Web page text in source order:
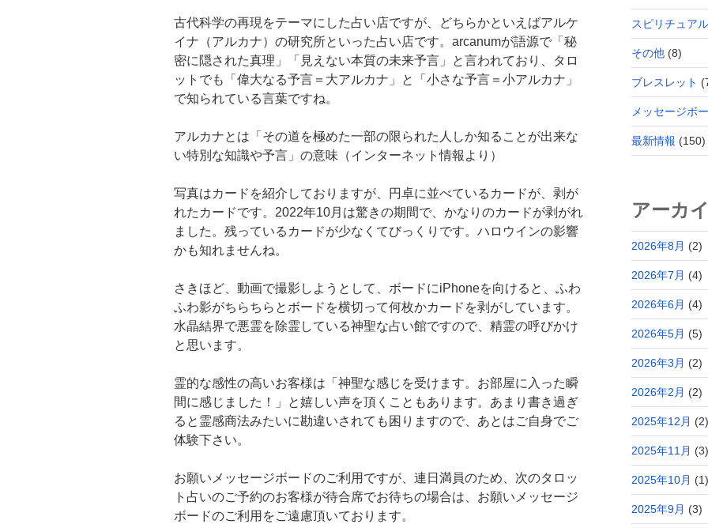
古代科学の再現をテーマにした占い店ですが、どちらかといえばアルケ
イナ（アルカナ）の研究所といった占い店です。arcanumが語源で「秘
密に隠された真理」「見えない本質の未来予言」と言われており、タロ
ットでも「偉大なる予言＝大アルカナ」と「小さな予言＝小アルカナ」
で知られている言葉ですね。
アルカナとは「その道を極めた一部の限られた人しか知ることが出来な
い特別な知識や予言」の意味（インターネット情報より）
写真はカードを紹介しておりますが、円卓に並べているカードが、剥が
れたカードです。2022年10月は驚きの期間で、かなりのカードが剥がれ
ました。残っているカードが少なくてびっくりです。ハロウインの影響
かも知れませんね。
さきほど、動画で撮影しようとして、ボードにiPhoneを向けると、ふわ
ふわ影がちらちらとボードを横切って何枚かカードを剥がしています。
水晶結界で悪霊を除霊している神聖な占い館ですので、精霊の呼びかけ
と思います。
霊的な感性の高いお客様は「神聖な感じを受けます。お部屋に入った瞬
間に感じました！」と嬉しい声を頂くこともあります。あまり書き過ぎ
ると霊感商法みたいに勘違いされても困りますので、あとはご自身でご
体験下さい。
お願いメッセージボードのご利用ですが、連日満員のため、次のタロッ
ト占いのご予約のお客様が待合席でお待ちの場合は、お願いメッセージ
ボードのご利用をご遠慮頂いております。
スピリチュアル
その他(8)
ブレスレット
メッセージボ
最新情報 (150)
アーカ
2026年8月 (2)
2026年7月 (4)
2026年6月 (4)
2026年5月 (5)
2026年3月 (2)
2026年2月 (2)
2025年12月 (2)
2025年11月 (3)
2025年10月 (1)
2025年9月 (3)